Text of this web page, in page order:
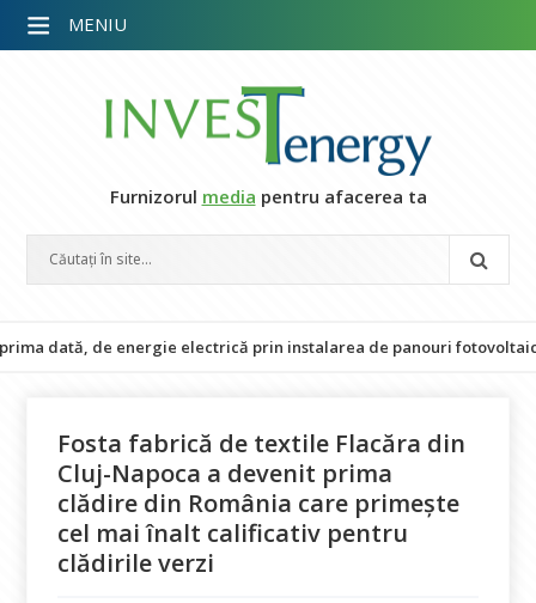
Furnizorul media pentru afacerea ta
de energie electrică prin instalarea de panouri fotovoltaice
Fosta fabrică de textile Flacăra din
Cluj-Napoca a devenit prima
clădire din România care primește
cel mai înalt calificativ pentru
clădirile verzi
MENIU